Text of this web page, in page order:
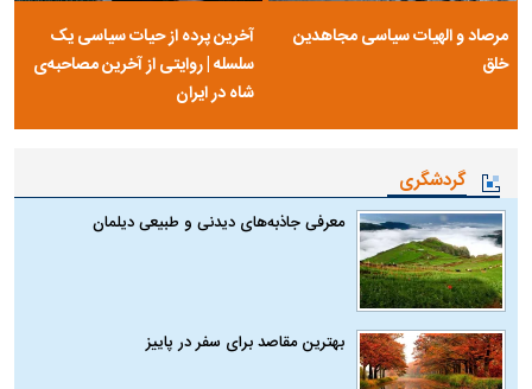
مرصاد و الهیات سیاسی مجاهدین
خلق
آخرین پرده از حیات سیاسی یک
سلسله | روایتی از آخرین مصاحبه‌ی
شاه در ایران
گردشگری
معرفی جاذبه‌های دیدنی و طبیعی دیلمان
بهترین مقاصد برای سفر در پاییز